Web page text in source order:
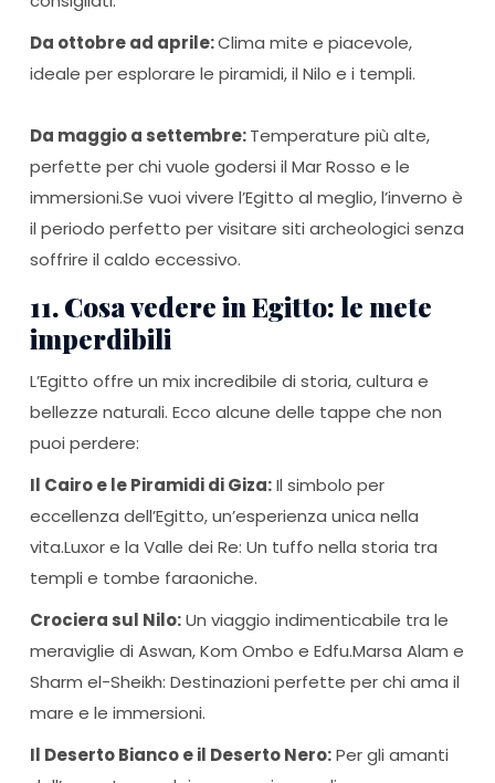
Da ottobre ad aprile:Clima mite e piacevole,
ideale per esplorare le piramidi, il Nilo e i templi.
Da maggio a settembre:Temperature più alte,
perfette per chi vuole godersi il Mar Rosso e le
immersioni.Se vuoi vivere l’Egitto al meglio, l’inverno è
il periodo perfetto per visitare siti archeologici senza
soffrire il caldo eccessivo.
11. Cosa vedere in Egitto: le mete
imperdibili
L’Egitto offre un mix incredibile di storia, cultura e
bellezze naturali. Ecco alcune delle tappe che non
puoi perdere:
Il Cairo e le Piramidi di Giza:Il simbolo per
eccellenza dell’Egitto, un’esperienza unica nella
vita.Luxor e la Valle dei Re: Un tuffo nella storia tra
templi e tombe faraoniche.
Crociera sul Nilo:Un viaggio indimenticabile tra le
meraviglie di Aswan, Kom Ombo e Edfu.Marsa Alam e
Sharm el-Sheikh: Destinazioni perfette per chi ama il
mare e le immersioni.
Il Deserto Bianco e il Deserto Nero:Per gli amanti